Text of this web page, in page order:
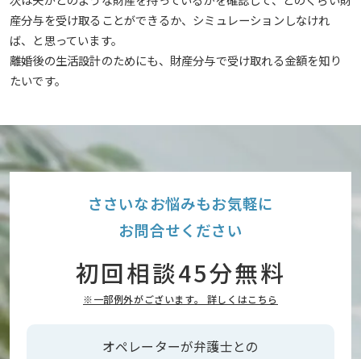
産分与を受け取ることができるか、シミュレーションしなけれ
ば、と思っています。
離婚後の生活設計のためにも、財産分与で受け取れる金額を知り
たいです。
ささいなお悩みもお気軽に
お問合せください
初回相談45分無料
※一部例外がございます。 詳しくはこちら
オペレーターが弁護士との